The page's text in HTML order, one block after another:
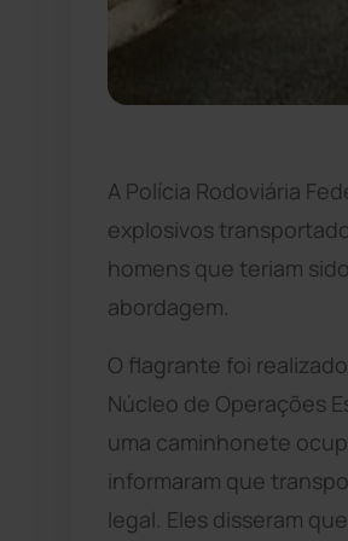
A Polícia Rodoviária
explosivos
homens que teriam
abordagem.
O flagrante foi
Núcleo de Operações
uma caminhonete
informaram que
legal. Eles disseram